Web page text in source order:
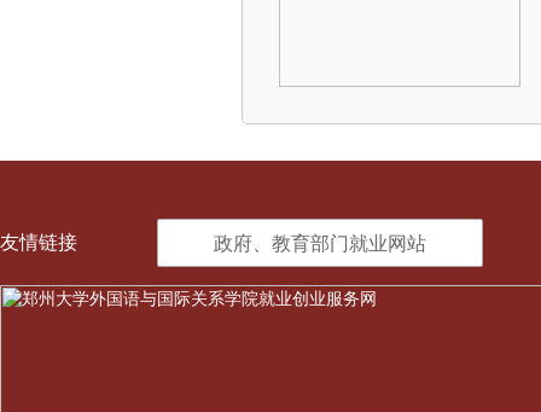
友情链接 政府、教育部门就业网站